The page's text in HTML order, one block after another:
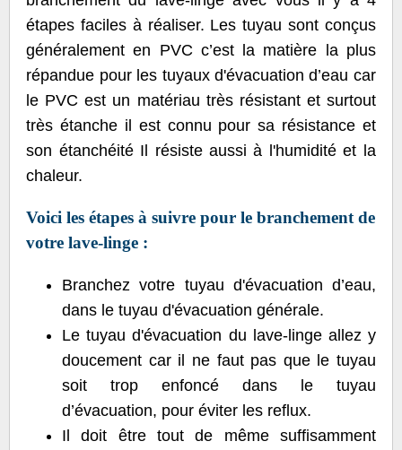
étapes faciles à réaliser. Les tuyau sont conçus
généralement en PVC c’est la matière la plus
répandue pour les tuyaux d'évacuation d’eau car
le PVC est un matériau très résistant et surtout
très étanche il est connu pour sa résistance et
son étanchéité Il résiste aussi à l'humidité et la
chaleur.
Voici les étapes à suivre pour le branchement de
votre lave-linge :
Branchez votre tuyau d'évacuation d’eau,
dans le tuyau d'évacuation générale.
Le tuyau d'évacuation du lave-linge allez y
doucement car il ne faut pas que le tuyau
soit trop enfoncé dans le tuyau
d’évacuation, pour éviter les reflux.
Il doit être tout de même suffisamment